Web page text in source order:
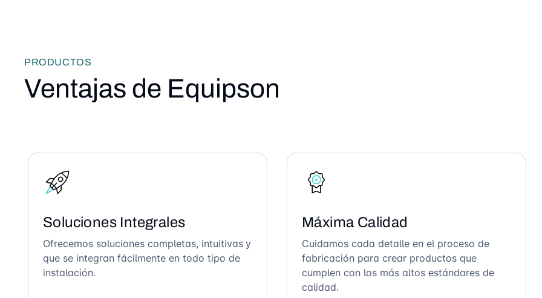
PRODUCTOS
Ventajas de Equipson
Soluciones Integrales
Ofrecemos soluciones completas, intuitivas y
que se integran fácilmente en todo tipo de
instalación.
Máxima Calidad
Cuidamos cada detalle en el proceso de
fabricación para crear productos que
cumplen con los más altos estándares de
calidad.